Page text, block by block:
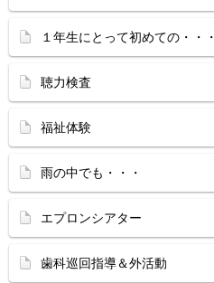
１年生にとって初めての・・・
聴力検査
福祉体験
雨の中でも・・・
エプロンシアター
歯科巡回指導＆外活動